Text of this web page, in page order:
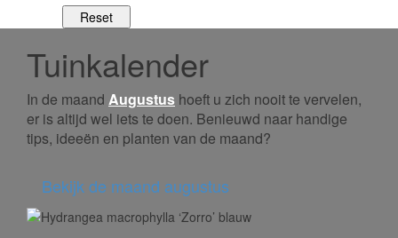
Tuinkalender
In de maand Augustus hoeft u zich nooit te vervelen,
er is altijd wel iets te doen. Benieuwd naar handige
tips, ideeën en planten van de maand?
Bekijk de maand augustus